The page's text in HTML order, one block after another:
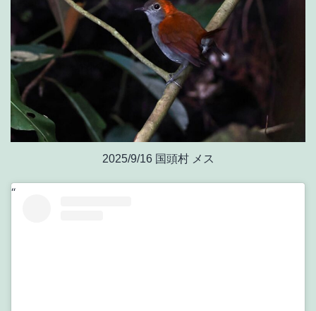
2025/9/16 国頭村 メス